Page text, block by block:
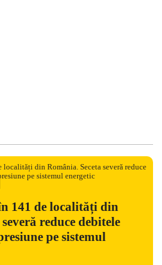
141 de localități din
reduce debitele
pe sistemul